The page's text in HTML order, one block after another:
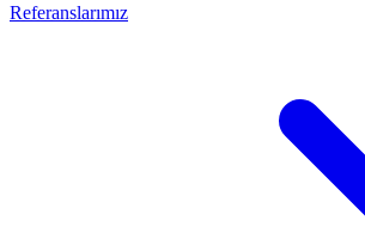
Referanslarımız